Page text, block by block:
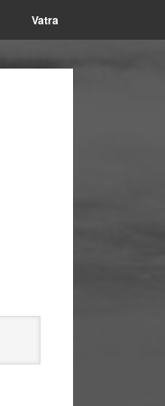
Vatra